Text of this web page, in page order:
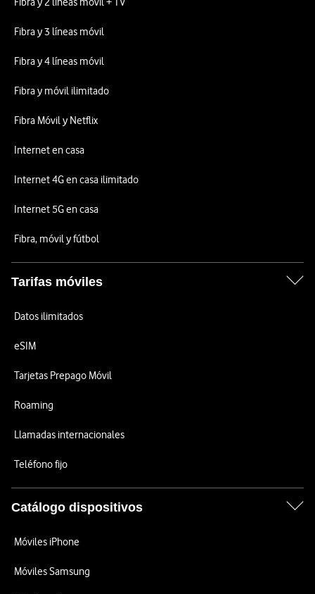
Fibra y 3 líneas móvil
Fibra y 4 líneas móvil
Fibra y móvil ilimitado
Fibra Móvil y Netflix
Internet en casa
Internet 4G en casa ilimitado
Internet 5G en casa
Fibra, móvil y fútbol
Tarifas móviles
Datos ilimitados
eSIM
Tarjetas Prepago Móvil
Roaming
Llamadas internacionales
Teléfono fijo
Catálogo dispositivos
Móviles iPhone
Móviles Samsung